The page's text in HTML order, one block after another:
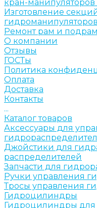
кран-
Изготовление
Ремонт рам и
О компании
Отзывы
ГОСТы
Политика
Оплата
Доставка
Контакты
...
Каталог товаров
Аксессуары для
Джойстики для
распределителей
Запчасти для
Ручки управления
Тросы управления
Гидроцилиндры
Гидроцилиндры для